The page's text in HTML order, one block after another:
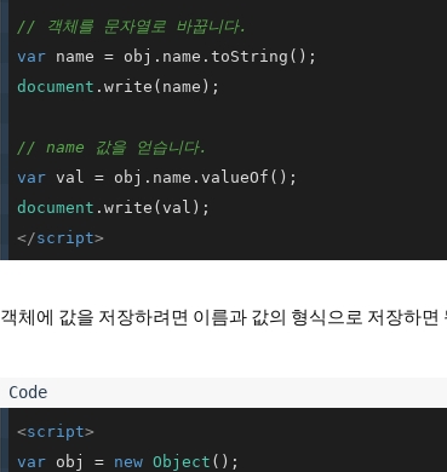
// 객체를 문자열로 바꿉니다.
var
document .write(name);
// name 값을 얻습니다.
var
document
</script>
객체에 값을 저장하려면 이름과 값의 형식으로 저장하면
<script>
var obj = new Object ();